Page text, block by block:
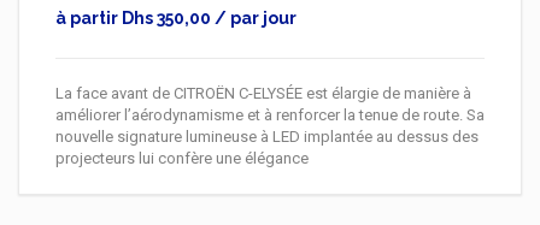
à partir Dhs 350,00 / par jour
La face avant de CITROËN C-ELYSÉE est élargie de manière à
améliorer l’aérodynamisme et à renforcer la tenue de route. Sa
nouvelle signature lumineuse à LED implantée au dessus des
projecteurs lui confère une élégance